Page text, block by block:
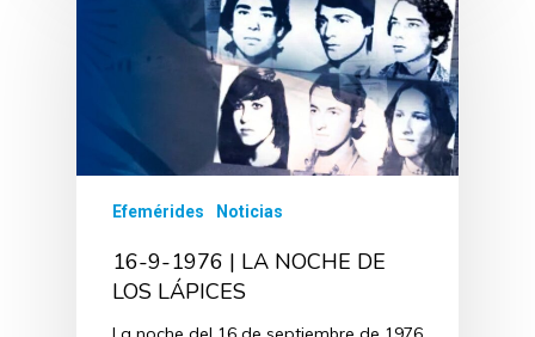
Efemérides Noticias
16-9-1976 | LA NOCHE DE
LOS LÁPICES